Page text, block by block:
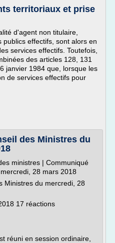
territoriaux et prise
d'agent non titulaire,
effectifs, sont alors en
services effectifs. Toutefois,
des articles 128, 131
janvier 1984 que, lorsque les
de services effectifs pour
des Ministres du
ministres | Communiqué
28 mars 2018
Ministres du mercredi, 28
17 réactions
réuni en session ordinaire,